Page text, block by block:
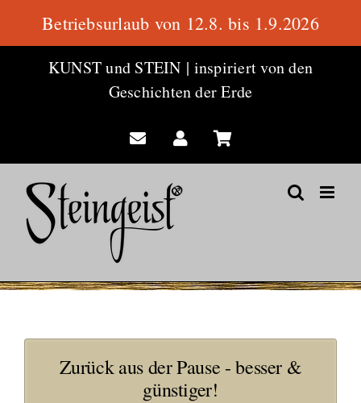
KUNST und STEIN | inspiriert von den
Geschichten der Erde
Zurück aus der Pause - besser &
günstiger!
Betriebsurlaub von 12.8. bis 1.9.2026